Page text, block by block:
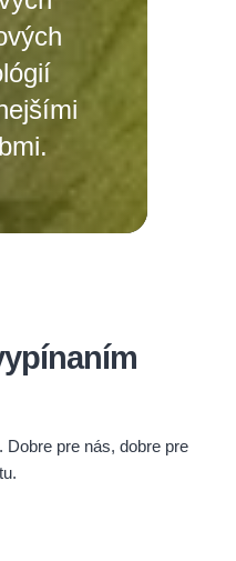
pre nás, dobre pre